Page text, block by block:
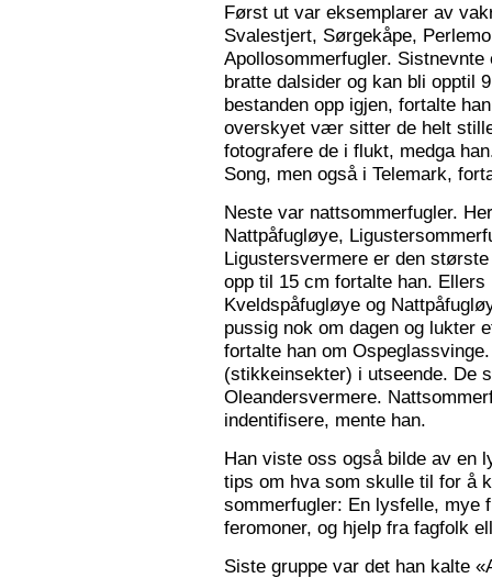
Først ut var eksemplarer av
Svalestjert, Sørgekåpe,
Apollosommerfugler.
bratte dalsider og kan bli opptil
bestanden opp igjen, fortalte
overskyet vær sitter de helt
fotografere de i flukt, medga
Song, men også i Telemark,
Neste var nattsommerfugler.
Nattpåfugløye,
Ligustersvermere er den
opp til 15 cm fortalte han.
Kveldspåfugløye og
pussig nok om dagen og lukter
fortalte han om
(stikkeinsekter) i utseende. De
Oleandersvermere.
indentifisere, mente han.
Han viste oss også bilde av en
tips om hva som skulle til for å
sommerfugler: En lysfelle, mye
feromoner, og hjelp fra fagfolk
Siste gruppe var det han kalte